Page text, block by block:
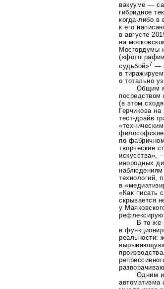
вакууме —
гибридное
когда-либо в
к его
в августе
на
Мосгордумы
судьбой»7 —
в
о тотально
Общим
посредством
(в этом
Герчикова
тест-драйв
философские
по
творческие
искусства»,
инородных
наблюдениям
технологий,
в
«Как писать
скрывается
у
В то же
в
реальности:
Одним
автоматизма